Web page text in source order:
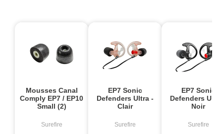
Mousses Canal
Comply EP7 / EP10
Small (2)
Surefire
EP7 Sonic
Defenders Ultra -
Clair
Surefire
EP7 Sonic
Defenders
Noir
Surefire